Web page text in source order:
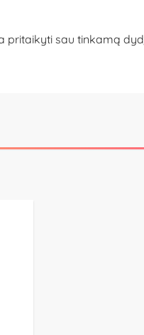
pritaikyti sau tinkamą